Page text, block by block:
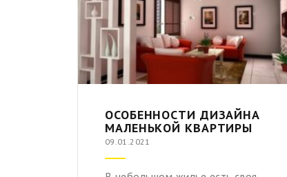
ОСОБЕННОСТИ ДИЗАЙНА
МАЛЕНЬКОЙ КВАРТИРЫ
09.01.2021